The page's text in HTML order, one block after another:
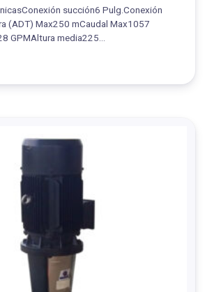
succión6 Pulg.Conexión
(ADT) Max250 mCaudal Max1057
GPMAltura media225…